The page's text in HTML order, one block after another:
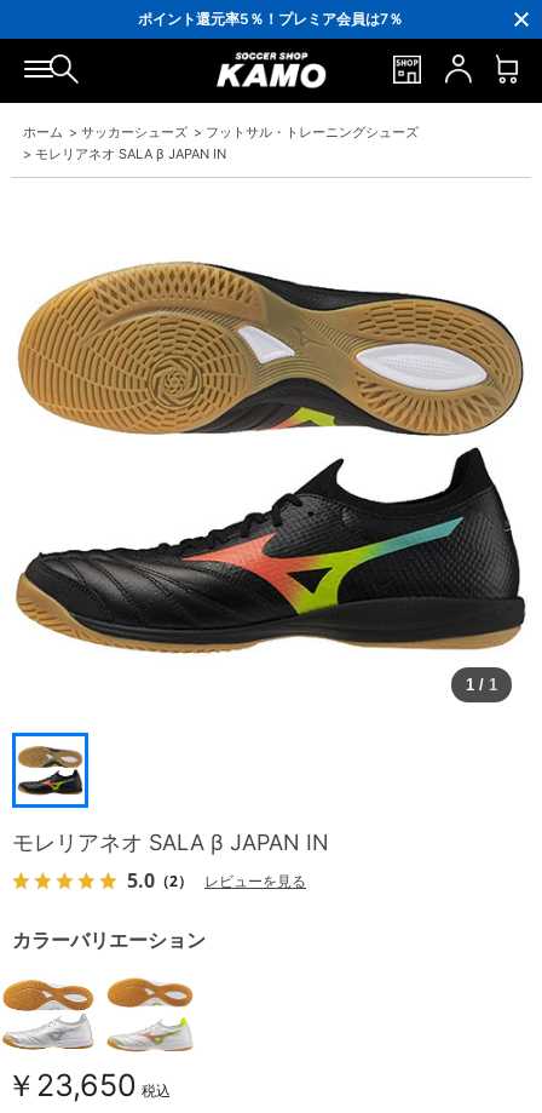
ポイント還元率5％！プレミア会員は7％
会員の方にはお誕生月に「10％OFFクーポン」プレゼント！
16,000円(税込)以上でシューズケースプレゼント！
3,300円(税込)以上で送料無料！
ホーム > サッカーシューズ > フットサル・トレーニングシューズ
> モレリアネオ SALA β JAPAN IN
1 / 1
モレリアネオ SALA β JAPAN IN
5.0 （2） レビューを見る
カラーバリエーション
￥23,650 税込